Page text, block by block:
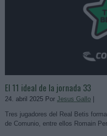
El 11 ideal de la jornada 33
24. abril 2025 Por Jesus Gallo
Tres jugadores del Real Betis
de Comunio, entre ellos Romain